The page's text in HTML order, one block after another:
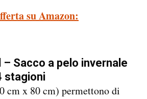
su Amazon:
Sacco a pelo invernale
stagioni
cm x 80 cm) permettono di